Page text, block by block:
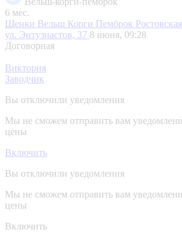
6 мес.
Щенки Вельш Корги Пемброк
ул. Энтузиастов, 37 8 июня, 09:28
Договорная
Виктория
Заводчик
Вы отключили уведомления
Мы не сможем отправить вам
цены
Включить
Вы отключили уведомления
Мы не сможем отправить вам
цены
Включить